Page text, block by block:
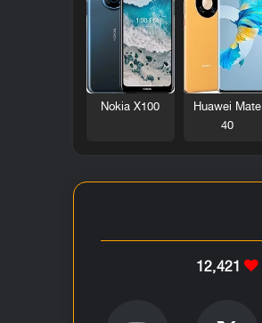
Huawei Mate
40
Nokia X100
12٬421